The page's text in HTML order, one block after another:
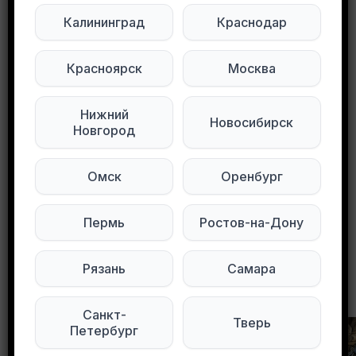
Район «Ашана» на Орджоникидзе или Театра
Кукол.
Пишите в личку, здесь не отслеживаю.
Подписывайтесь на нас в социальных
Мы в Telegram Мы в ВКонтакте
88 просмотров
Другие объявления в этом городе
Калининград Краснодар
Красноярск Москва
Нижний
Новгород
Новосибирск
Омск Оренбург
Пермь Ростов-на-Дону
Рязань Самара
Санкт-
Петербург
Тверь